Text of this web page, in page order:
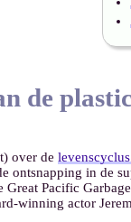
de
over de
ontsnapping in de
Pacific
winning actor